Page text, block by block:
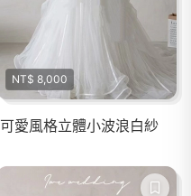
NT$ 8,000
可愛風格立體小波浪白紗